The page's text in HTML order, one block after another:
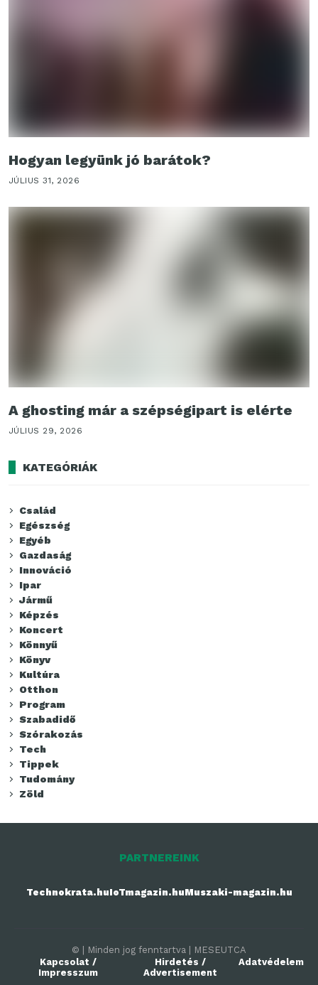
Hogyan legyünk jó barátok?
JÚLIUS 31, 2026
A ghosting már a szépségipart is elérte
JÚLIUS 29, 2026
KATEGÓRIÁK
Család
Egészség
Egyéb
Gazdaság
Innováció
Ipar
Jármű
Képzés
Koncert
Könnyű
Könyv
Kultúra
Otthon
Program
Szabadidő
Szórakozás
Tech
Tippek
Tudomány
Zöld
PARTNEREINK
Technokrata.huIoTmagazin.huMuszaki-magazin.hu
© | Minden jog fenntartva | MESEUTCA
Kapcsolat /
Impresszum
Hirdetés /
Advertisement
Adatvédelem